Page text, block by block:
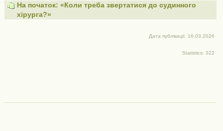
На початок: «Коли треба звертатися до судинного
хірурга?»
Дата публікації: 16.03.2026
Statistics: 322